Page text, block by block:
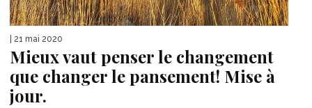
| 21 mai 2020
Mieux vaut penser le changement
que changer le pansement! Mise à
jour.